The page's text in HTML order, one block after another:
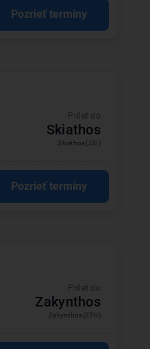
Pozrieť termíny
Prílet do
Skiathos
Skiathos (JSI)
Pozrieť termíny
Prílet do
Zakynthos
Zakynthos (ZTH)